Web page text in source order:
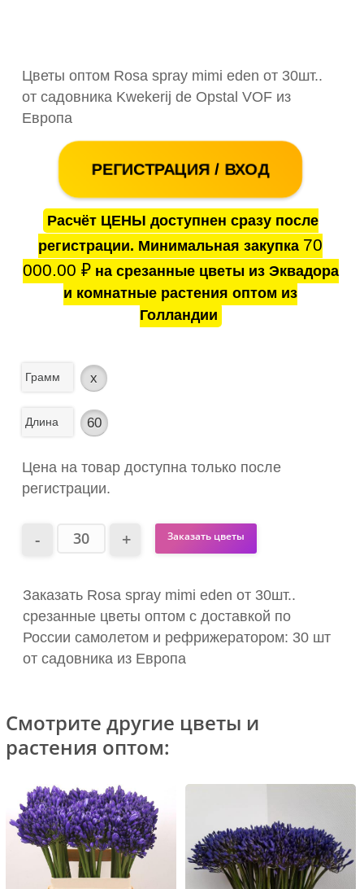
Цветы оптом Rosa spray mimi eden от 30шт..
от садовника Kwekerij de Opstal VOF из
Европа
РЕГИСТРАЦИЯ / ВХОД
Расчёт ЦЕНЫ доступнен сразу после
регистрации. Минимальная закупка 70
000.00 ₽на срезанные цветы из Эквадора
и комнатные растения оптом из
Голландии
Грамм x
Длина 60
Цена на товар доступна только после
регистрации.
Заказать цветы
Заказать Rosa spray mimi eden от 30шт..
срезанные цветы оптом с доставкой по
России самолетом и рефрижератором: 30 шт
от садовника из Европа
Смотрите другие цветы и
растения оптом: